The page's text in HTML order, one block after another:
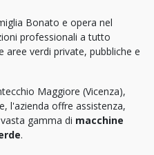
Bonato e opera nel
professionali a tutto
aree verdi private, pubbliche e
Maggiore (Vicenza),
l'azienda offre assistenza,
gamma di macchine
.